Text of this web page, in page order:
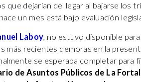
que dejarían de llegar al bajarse los
un mes está bajo evaluación
Laboy, no estuvo disponible
más recientes demoras en la
se esperaba completar para
de Asuntos Públicos de La